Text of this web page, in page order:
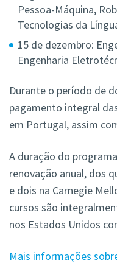
Pessoa-Máquina,
Tecnologias da
15 de dezembro:
Engenharia
Durante o período de
pagamento integral
em Portugal, assim
A duração do
renovação anual, dos
e dois na Carnegie
cursos são
nos Estados Unidos
Mais informações